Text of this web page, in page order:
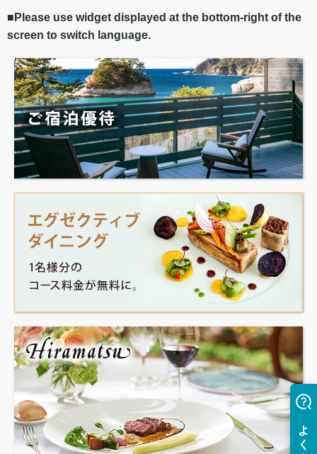
■Please use widget displayed at the bottom-right of the
screen to switch language.